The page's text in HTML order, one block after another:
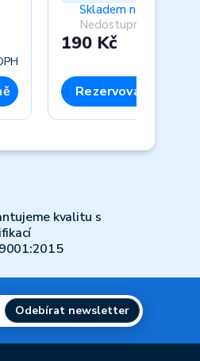
Skladem na 1
Nedostupný
190 Kč
Rezervovat na
kvalitu s
Odebírat newsletter